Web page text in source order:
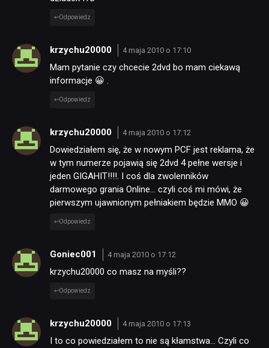
Odpowiedz
krzychu20000 4 maja 2010 o 17:10
Mam pytanie czy chcecie 2dvd bo mam ciekawą
informacje 😀 .
Odpowiedz
krzychu20000 4 maja 2010 o 17:12
Dowiedziałem się, że w nowym PCF jest reklama, że
w tym numerze pojawią się 2dvd 4 pełne wersje i
jeden GIGAHIT!!!!. I coś dla zwolenników
darmowego grania Online… czyli coś mi mówi, że
pierwszym ujawnionym pełniakiem będzie MMO 😀
Odpowiedz
Goniec001 4 maja 2010 o 17:12
krzychu20000 co masz na myśli??
Odpowiedz
krzychu20000 4 maja 2010 o 17:13
I to co powiedziałem to nie są kłamstwa… Czyli co